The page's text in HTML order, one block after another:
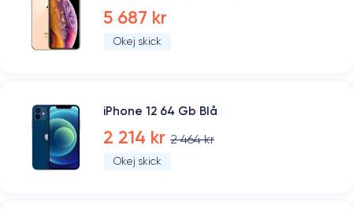
5 687 kr
Okej skick
iPhone 12 64 Gb Blå
2 214 kr 2 464 kr
Okej skick